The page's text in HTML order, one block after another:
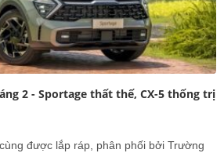
2 - Sportage thất thế, CX-5 thống trị
được lắp ráp, phân phối bởi Trường